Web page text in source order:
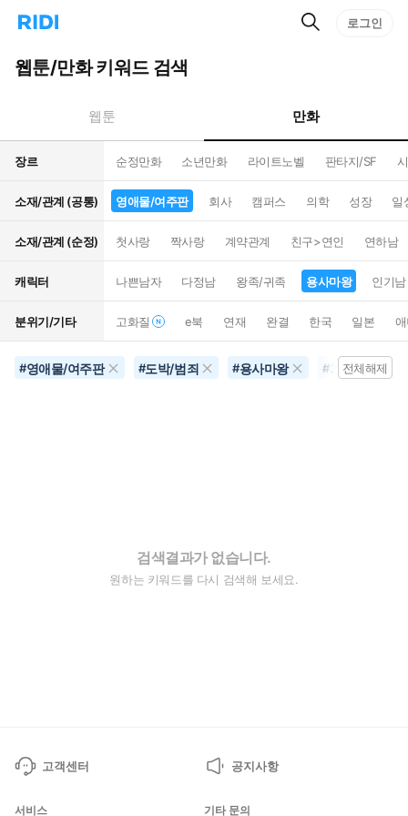
리
홈
으
턴
트
검
로그인
웹툰/만화 키워드 검색
웹툰 만화
장르 순정만화 소년만화 라이트노벨 판타지/SF
소재/관계 (공통) 영애물/여주판 회사 캠퍼스 의학 성장 일
소재/관계 (순정) 첫사랑 짝사랑 계약관계 친구>연인 연하남
캐릭터 나쁜남자 다정남 왕족/귀족 용사마왕 인기남
분위기/기타 고화질 e북 연재 완결 한국 일본
#영애물/여주판 #도박/범죄 #용사마왕 #30권이상
전체해제
검색결과가 없습니다.
원하는 키워드를 다시 검색해 보세요.
고객센터 공지사항
서비스 기타 문의